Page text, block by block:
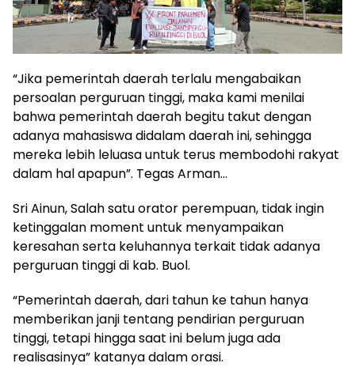
“Jika pemerintah daerah terlalu mengabaikan
persoalan perguruan tinggi, maka kami menilai
bahwa pemerintah daerah begitu takut dengan
adanya mahasiswa didalam daerah ini, sehingga
mereka lebih leluasa untuk terus membodohi rakyat
dalam hal apapun”. Tegas Arman…
Sri Ainun, Salah satu orator perempuan, tidak ingin
ketinggalan moment untuk menyampaikan
keresahan serta keluhannya terkait tidak adanya
perguruan tinggi di kab. Buol.
“Pemerintah daerah, dari tahun ke tahun hanya
memberikan janji tentang pendirian perguruan
tinggi, tetapi hingga saat ini belum juga ada
realisasinya” katanya dalam orasi.